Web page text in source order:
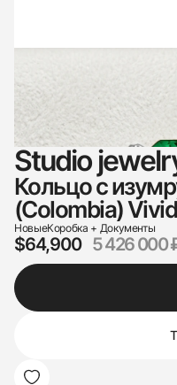
Studio
Кольцо с
(Colombia)
НовыеКоробка + Документы
$64,900 5 426 000